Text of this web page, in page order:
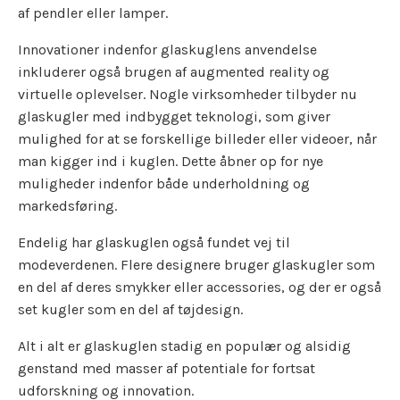
af pendler eller lamper.
Innovationer indenfor glaskuglens anvendelse
inkluderer også brugen af augmented reality og
virtuelle oplevelser. Nogle virksomheder tilbyder nu
glaskugler med indbygget teknologi, som giver
mulighed for at se forskellige billeder eller videoer, når
man kigger ind i kuglen. Dette åbner op for nye
muligheder indenfor både underholdning og
markedsføring.
Endelig har glaskuglen også fundet vej til
modeverdenen. Flere designere bruger glaskugler som
en del af deres smykker eller accessories, og der er også
set kugler som en del af tøjdesign.
Alt i alt er glaskuglen stadig en populær og alsidig
genstand med masser af potentiale for fortsat
udforskning og innovation.